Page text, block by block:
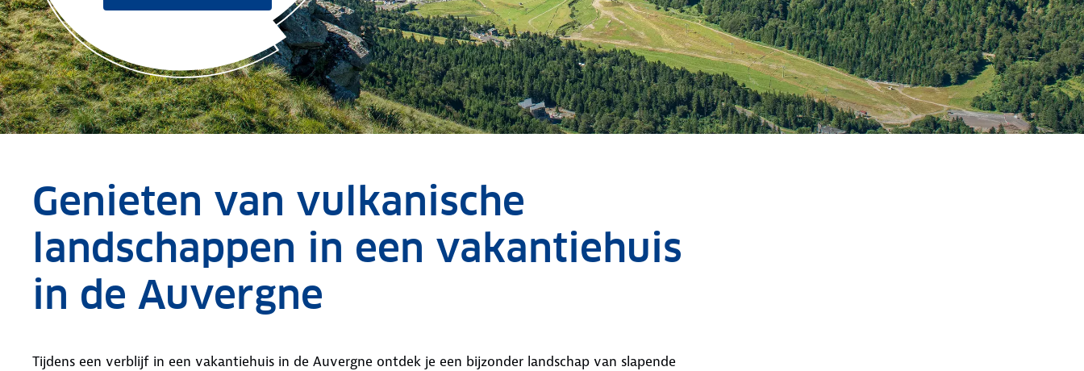
Genieten van vulkanische
landschappen in een vakantiehuis
in de Auvergne
Tijdens een verblijf in een vakantiehuis in de Auvergne ontdek je een bijzonder landschap van slapende